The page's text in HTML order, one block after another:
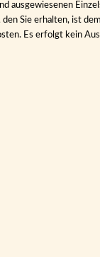
ausgewiesenen
Sie erhalten, ist
Es erfolgt kein